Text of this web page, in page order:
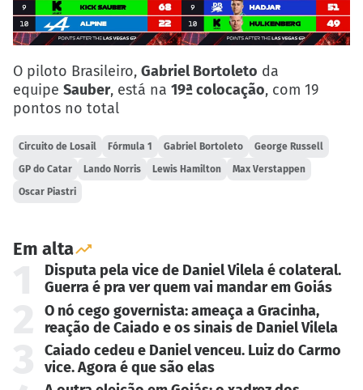
O piloto Brasileiro, Gabriel Bortoleto da
equipe Sauber, está na 19ª colocação, com 19
pontos no total
Circuito de Losail Fórmula 1 Gabriel Bortoleto George Russell
GP do Catar Lando Norris Lewis Hamilton Max Verstappen
Oscar Piastri
Em alta
Disputa pela vice de Daniel Vilela é colateral.
Guerra é pra ver quem vai mandar em Goiás
O nó cego governista: ameaça a Gracinha,
reação de Caiado e os sinais de Daniel Vilela
Caiado cedeu e Daniel venceu. Luiz do Carmo
vice. Agora é que são elas